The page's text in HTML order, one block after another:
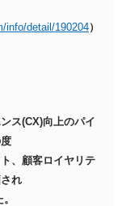
info/detail/190204）
ス(CX)向上のパイ
、顧客ロイヤリテ
れ